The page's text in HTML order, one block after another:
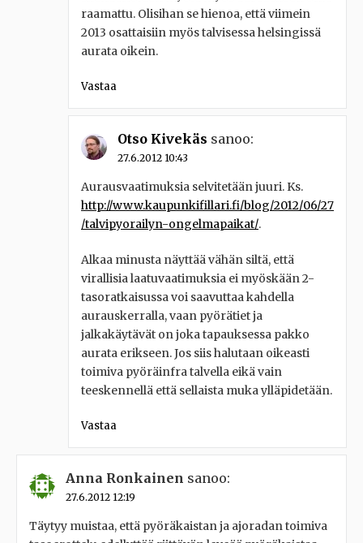
raamattu. Olisihan se hienoa, että viimein
2013 osattaisiin myös talvisessa helsingissä
aurata oikein.
Vastaa
Otso Kivekäs sanoo:
27.6.2012 10:43
Aurausvaatimuksia selvitetään juuri. Ks.
http://www.kaupunkifillari.fi/blog/2012/06/27
/talvipyorailyn-ongelmapaikat/.
Alkaa minusta näyttää vähän siltä, että
virallisia laatuvaatimuksia ei myöskään 2-
tasoratkaisussa voi saavuttaa kahdella
aurauskerralla, vaan pyörätiet ja
jalkakäytävät on joka tapauksessa pakko
aurata erikseen. Jos siis halutaan oikeasti
toimiva pyöräinfra talvella eikä vain
teeskennellä että sellaista muka ylläpidetään.
Vastaa
Anna Ronkainen sanoo:
27.6.2012 12:19
Täytyy muistaa, että pyöräkaistan ja ajoradan toimiva